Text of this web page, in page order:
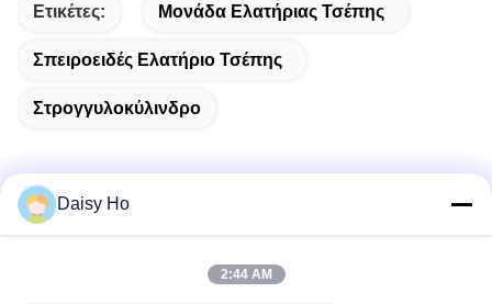
Ετικέτες: Μονάδα Ελατήριας Τσέπης
Σπειροειδές Ελατήριο Τσέπης
Στρογγυλοκύλινδρο
Γρήγορη επαφή
Daisy Ho
2:44 AM